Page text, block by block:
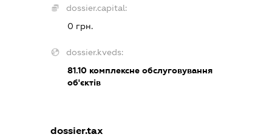
dossier.capital:
0 грн.
dossier.kveds:
81.10комплексне обслуговування
об'єктів
dossier.tax